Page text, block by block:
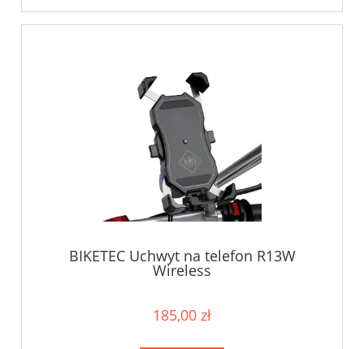
BIKETEC Uchwyt na telefon R13W
Wireless
185,00 zł